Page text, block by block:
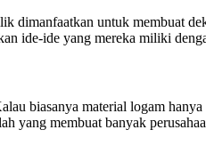
untuk membuat
ide-ide yang mereka miliki
biasanya material logam
membuat banyak